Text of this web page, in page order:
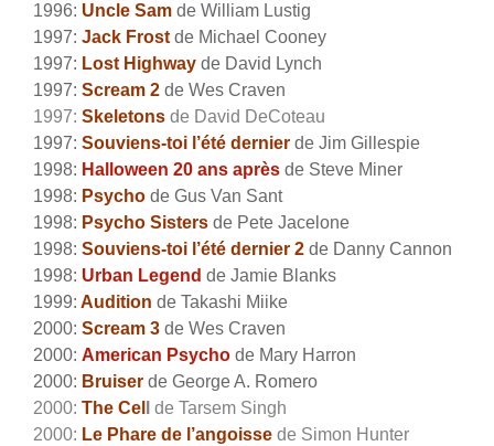
1996: Uncle Sam de William Lustig
1997: Jack Frost de Michael Cooney
1997: Lost Highway de David Lynch
1997: Scream 2 de Wes Craven
1997: Skeletons de David DeCoteau
1997: Souviens-toi l’été dernier de Jim Gillespie
1998: Halloween 20 ans après de Steve Miner
1998: Psycho de Gus Van Sant
1998: Psycho Sisters de Pete Jacelone
1998: Souviens-toi l’été dernier 2 de Danny Cannon
1998: Urban Legend de Jamie Blanks
1999: Audition de Takashi Miike
2000: Scream 3 de Wes Craven
2000: American Psycho de Mary Harron
2000: Bruiser de George A. Romero
2000: The Cel
de Tarsem Singh
2000: Le Phare de l’angoisse de Simon Hunter